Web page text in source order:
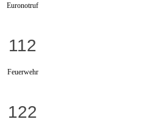
Euronotruf
112
Feuerwehr
122